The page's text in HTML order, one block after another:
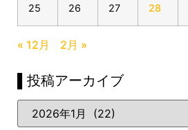
25 26 27 28
« 12月 2月 »
▌投稿アーカイブ